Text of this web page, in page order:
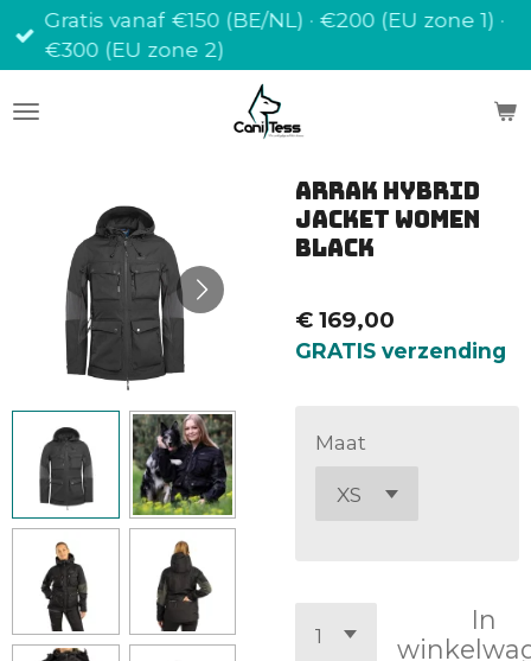
Ga
direct
de
Gratis vanaf €150 (BE/NL) · €200 (EU zone 1) ·
€300 (EU zone 2)
Arrak Hybrid
Jacket women
black
€ 169,00
GRATIS verzending
Maat
In